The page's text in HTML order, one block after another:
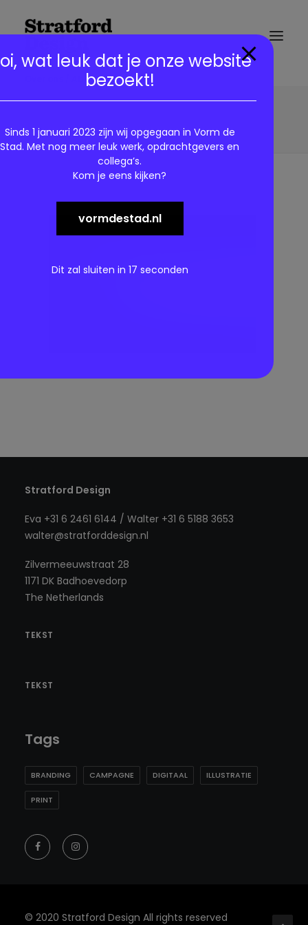
Over ons / About us
Demo media 302369076
Stratford Design
Eva +31 6 2461 6144 / Walter +31 6 5188 3653
walter@stratforddesign.nl
Zilvermeeuwstraat 28
1171 DK Badhoevedorp
The Netherlands
TEKST
TEKST
Tags
BRANDING CAMPAGNE DIGITAAL ILLUSTRATIE
PRINT
© 2020 Stratford Design All rights reserved
wat leuk dat je onze website
bezoekt!
Sinds 1 januari 2023 zijn wij opgegaan in Vorm de
Stad. Met nog meer leuk werk, opdrachtgevers en
collega’s.
Kom je eens kijken?
vormdestad.nl
Dit zal sluiten in 17 seconden